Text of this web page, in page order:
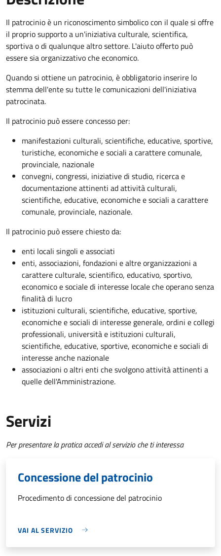
Il patrocinio è un riconoscimento simbolico con il quale si offre
il proprio supporto a un'iniziativa culturale, scientifica,
sportiva o di qualunque altro settore. L'aiuto offerto può
essere sia organizzativo che economico.
Quando si ottiene un patrocinio, è obbligatorio inserire lo
stemma dell'ente su tutte le comunicazioni dell'iniziativa
patrocinata.
Il patrocinio può essere concesso per:
manifestazioni culturali, scientifiche, educative, sportive,
turistiche, economiche e sociali a carattere comunale,
provinciale, nazionale
convegni, congressi, iniziative di studio, ricerca e
documentazione attinenti ad attività culturali,
scientifiche, educative, economiche e sociali a carattere
comunale, provinciale, nazionale.
Il patrocinio può essere chiesto da:
enti locali singoli e associati
enti, associazioni, fondazioni e altre organizzazioni a
carattere culturale, scientifico, educativo, sportivo,
economico e sociale di interesse locale che operano senza
finalità di lucro
istituzioni culturali, scientifiche, educative, sportive,
economiche e sociali di interesse generale, ordini e collegi
professionali, università e istituzioni culturali,
scientifiche, educative, sportive, economiche e sociali di
interesse anche nazionale
associazioni o altri enti che svolgono attività attinenti a
quelle dell'Amministrazione.
Servizi
Per presentare la pratica accedi al servizio che ti interessa
Concessione del patrocinio
Procedimento di concessione del patrocinio
VAI AL SERVIZIO